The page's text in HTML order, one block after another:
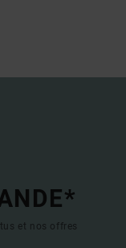
et nos offres